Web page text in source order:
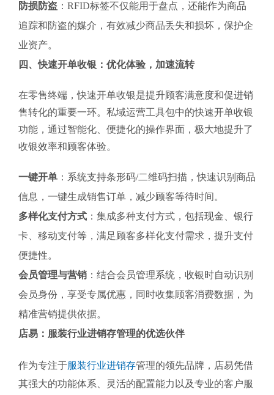
防损防盗 ：RFID标签不仅能用于盘点，还能作为商品
追踪和防盗的媒介，有效减少商品丢失和损坏，保护企
业资产。
四、快速开单收银：优化体验，加速流转
在零售终端，快速开单收银是提升顾客满意度和促进销
售转化的重要一环。私域运营工具包中的快速开单收银
功能，通过智能化、便捷化的操作界面，极大地提升了
收银效率和顾客体验。
一键开单 ：系统支持条形码/二维码扫描，快速识别商品
信息，一键生成销售订单，减少顾客等待时间。
多样化支付方式 ：集成多种支付方式，包括现金、银行
卡、移动支付等，满足顾客多样化支付需求，提升支付
便捷性。
会员管理与营销 ：结合会员管理系统，收银时自动识别
会员身份，享受专属优惠，同时收集顾客消费数据，为
精准营销提供依据。
店易：服装行业进销存管理的优选伙伴
作为专注于服装行业进销存管理的领先品牌，店易凭借
其强大的功能体系、灵活的配置能力以及专业的客户服